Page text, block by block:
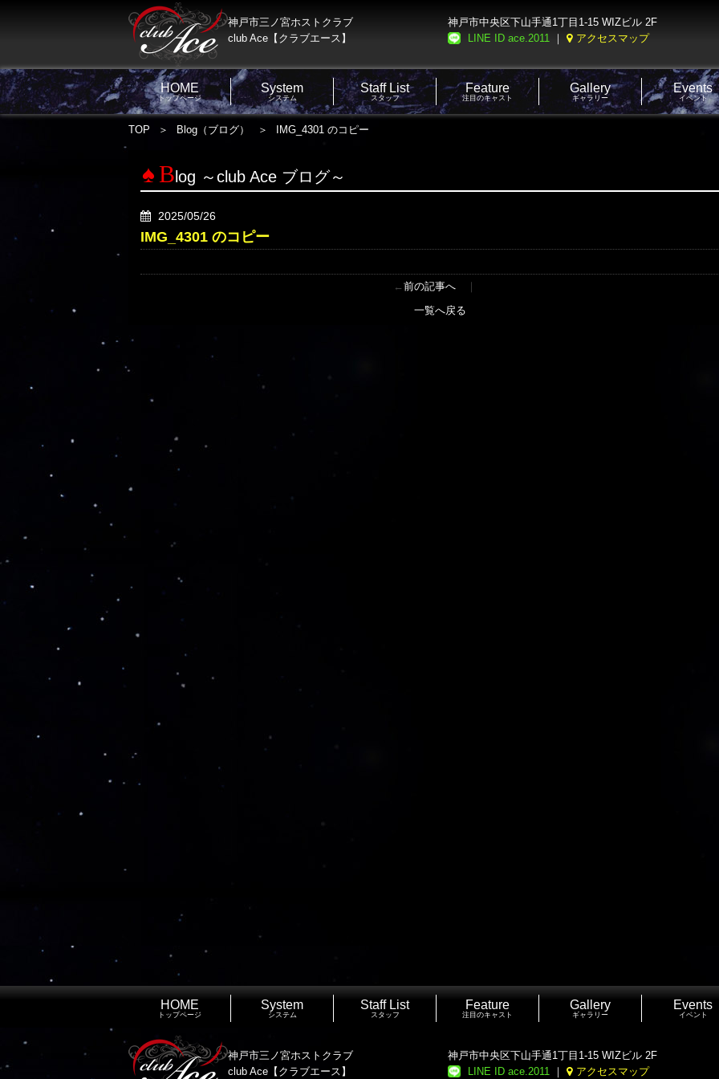
神戸市三ノ宮ホストクラブ
club Ace【クラブエース】
神戸市中央区下山手通1丁目1-15 WIZビル 2F
LINE ID ace.2011 ｜ アクセスマップ
HOME
トップページ
System
システム
Staff List
スタッフ
Feature
注目のキャスト
Gallery
ギャラリー
Events
イベント
TOP Blog（ブログ） IMG_4301 のコピー
B log ～club Ace ブログ～
2025/05/26
IMG_4301 のコピー
← 前の記事へ｜
一覧へ戻る
HOME
トップページ
System
システム
Staff List
スタッフ
Feature
注目のキャスト
Gallery
ギャラリー
Events
イベント
神戸市三ノ宮ホストクラブ
club Ace【クラブエース】
神戸市中央区下山手通1丁目1-15 WIZビル 2F
LINE ID ace.2011 ｜ アクセスマップ